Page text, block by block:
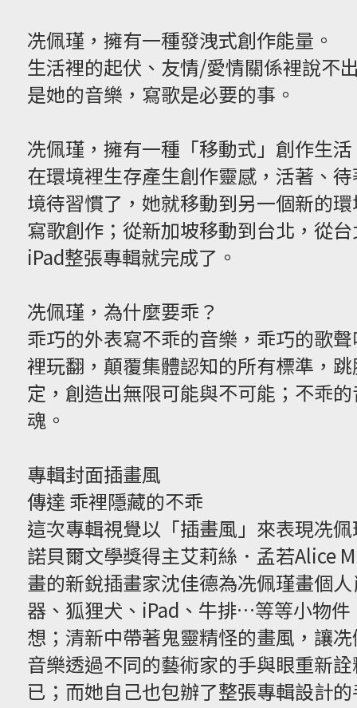
冼佩瑾，擁有一種發洩式創作能量。
生活裡的起伏、友情/愛情關係裡說不
是她的音樂，寫歌是必要的事。
冼佩瑾，擁有一種「移動式」創作生
在環境裡生存產生創作靈感，活著、
境待習慣了，她就移動到另一個新的
寫歌創作；從新加坡移動到台北，從
iPad整張專輯就完成了。
冼佩瑾，為什麼要乖？
乖巧的外表寫不乖的音樂，乖巧的歌
裡玩翻，顛覆集體認知的所有標準，
定，創造出無限可能與不可能；不乖
魂。
專輯封面插畫風
傳達 乖裡隱藏的不乖
這次專輯視覺以「插畫風」來表現冼
諾貝爾文學獎得主艾莉絲．孟若Alice
畫的新銳插畫家沈佳德為冼佩瑾畫個
器、狐狸犬、iPad、牛排…等等小物
想；清新中帶著鬼靈精怪的畫風，讓
音樂透過不同的藝術家的手與眼重新
已；而她自己也包辦了整張專輯設計